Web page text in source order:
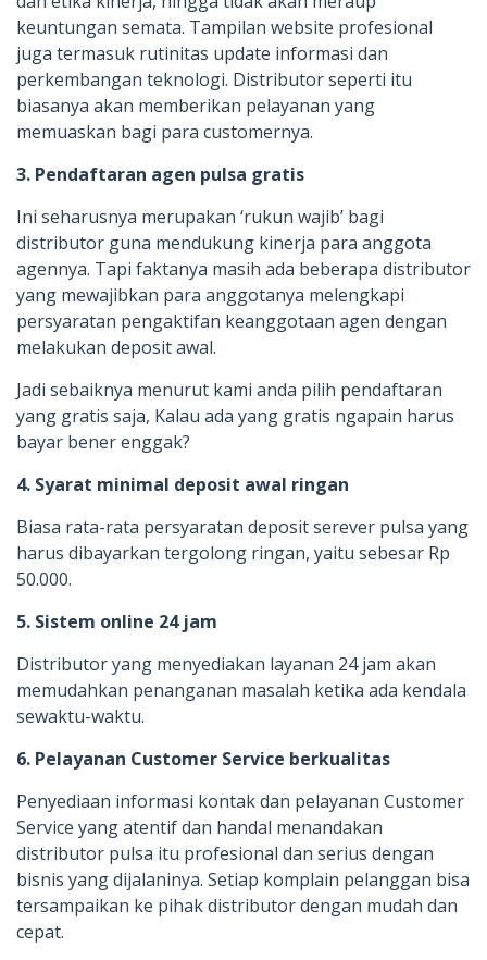
keuntungan semata. Tampilan website profesional
juga termasuk rutinitas update informasi dan
perkembangan teknologi. Distributor seperti itu
biasanya akan memberikan pelayanan yang
memuaskan bagi para customernya.
3. Pendaftaran agen pulsa gratis
Ini seharusnya merupakan ‘rukun wajib’ bagi
distributor guna mendukung kinerja para anggota
agennya. Tapi faktanya masih ada beberapa distributor
yang mewajibkan para anggotanya melengkapi
persyaratan pengaktifan keanggotaan agen dengan
melakukan deposit awal.
Jadi sebaiknya menurut kami anda pilih pendaftaran
yang gratis saja, Kalau ada yang gratis ngapain harus
bayar bener enggak?
4. Syarat minimal deposit awal ringan
Biasa rata-rata persyaratan deposit serever pulsa yang
harus dibayarkan tergolong ringan, yaitu sebesar Rp
50.000.
5. Sistem online 24 jam
Distributor yang menyediakan layanan 24 jam akan
memudahkan penanganan masalah ketika ada kendala
sewaktu-waktu.
6. Pelayanan Customer Service berkualitas
Penyediaan informasi kontak dan pelayanan Customer
Service yang atentif dan handal menandakan
distributor pulsa itu profesional dan serius dengan
bisnis yang dijalaninya. Setiap komplain pelanggan bisa
tersampaikan ke pihak distributor dengan mudah dan
cepat.